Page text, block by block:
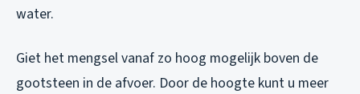
water.
Giet het mengsel vanaf zo hoog mogelijk boven de
gootsteen in de afvoer. Door de hoogte kunt u meer